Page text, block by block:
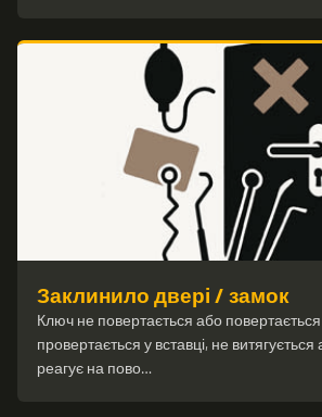
Заклинило двері / замок
Ключ не повертається або
провертається у вставці, не
реагує на пово…